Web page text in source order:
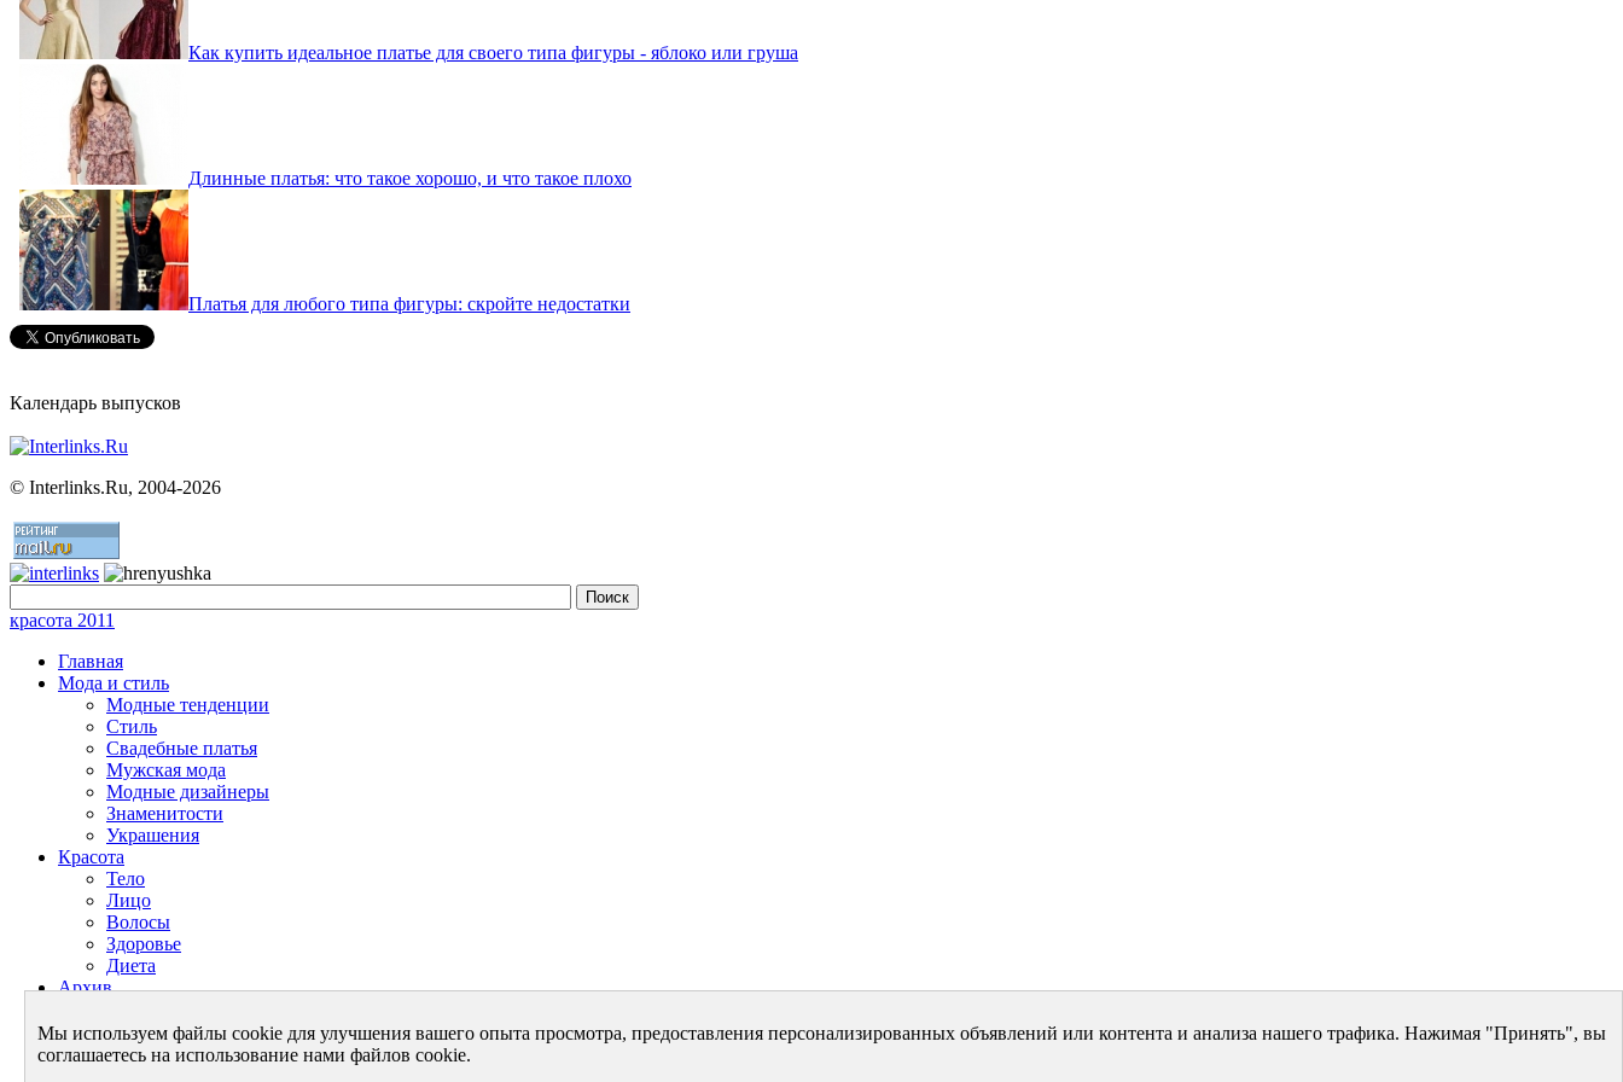
Как купить идеальное платье для своего типа фигуры - яблоко или груша
Длинные платья: что такое хорошо, и что такое плохо
Платья для любого типа фигуры: скройте недостатки
Календарь выпусков
© Interlinks.Ru, 2004-2026
красота 2011
Главная
Мода и стиль
Модные тенденции
Стиль
Свадебные платья
Мужская мода
Модные дизайнеры
Знаменитости
Украшения
Красота
Тело
Лицо
Волосы
Здоровье
Диета
Архив
Энциклопедия моды
Архив - Мода и Стиль
Мы используем файлы cookie для улучшения вашего опыта просмотра, предоставления персонализированных объявлений или контента и анализа нашего трафика. Нажимая "Принять", вы
соглашаетесь на использование нами файлов cookie.